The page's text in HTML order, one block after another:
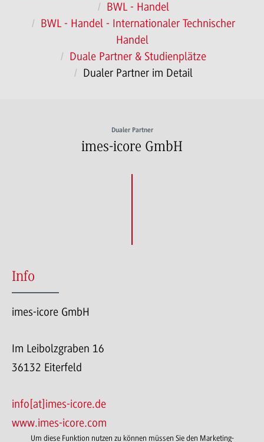
BWL - Handel
BWL - Handel - Internationaler Technischer
Handel
Duale Partner & Studienplätze
Dualer Partner im Detail
Dualer Partner
imes-icore GmbH
Info
imes-icore GmbH
Im Leibolzgraben 16
36132 Eiterfeld
info[at]imes-icore.de
www.imes-icore.com
Um diese Funktion nutzen zu können müssen Sie den Marketing-